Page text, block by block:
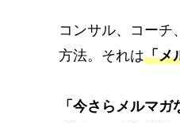
コンサル、コーチ
方法。それは「メ
「今さらメルマガ